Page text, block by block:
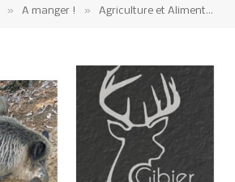
» A manger ! » Agriculture et Alimentation